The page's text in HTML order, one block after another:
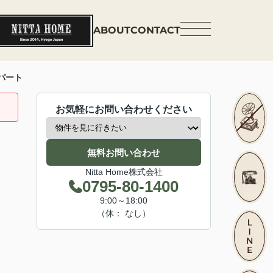
ABOUTCONTACT
ート
お気軽にお問い合わせください
無料お問い合わせ
Nitta Home株式会社
0795-80-1400
9:00～18:00
（休： なし）